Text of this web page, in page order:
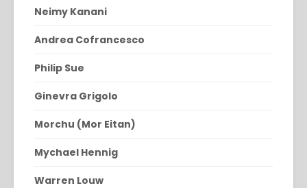
Neimy Kanani
Andrea Cofrancesco
Philip Sue
Ginevra Grigolo
Morchu (Mor Eitan)
Mychael Hennig
Warren Louw